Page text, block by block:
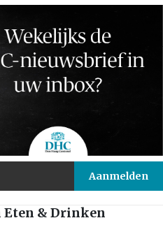
Eten & Drinken